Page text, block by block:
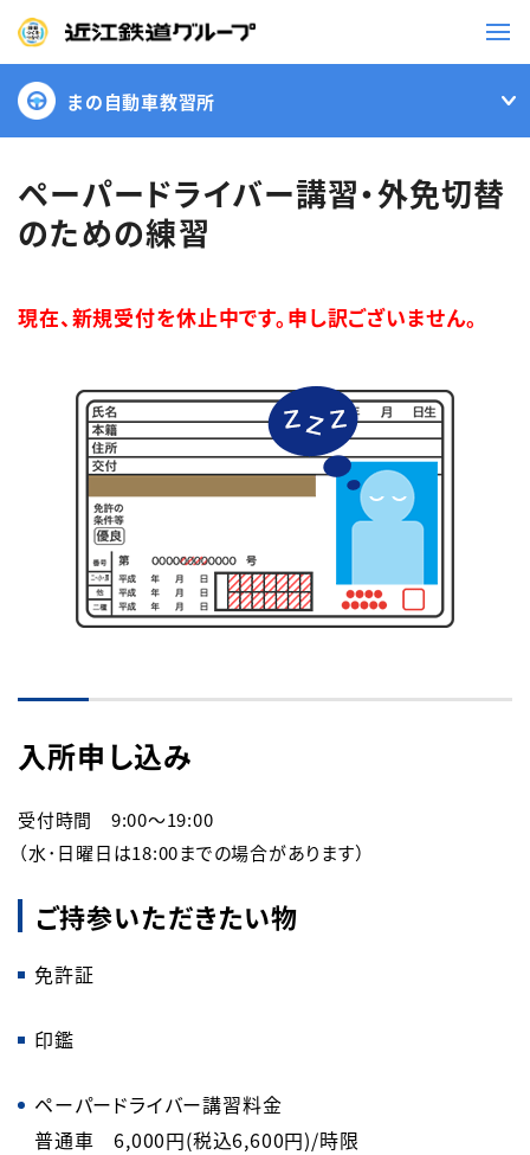
鉄道
バス
事業一覧
観光・イベント情報
ニュースリリース
企業情報
お問い合わせ一覧
English 簡体中文 繁体中文 한국어
まの自動車教習所
ペーパードライバー講習・外免切替
のための練習
現在、新規受付を休止中です。申し訳ございません。
入所申し込み
受付時間 9:00～19:00
（水･日曜日は18:00までの場合があります）
ご持参いただきたい物
免許証
印鑑
ペーパードライバー講習料金
普通車 6,000円(税込6,600円)/時限